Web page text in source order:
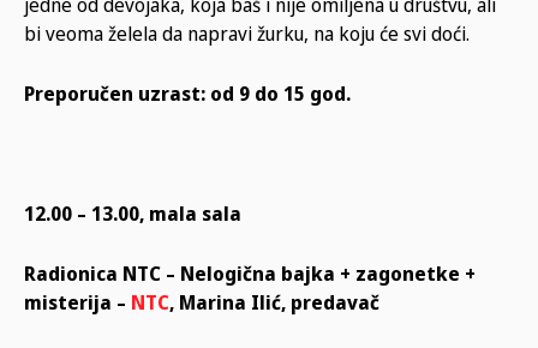
bi veoma želela da napravi žurku, na koju će svi doći.
Preporučen uzrast: od 9 do 15 god.
12.00 – 13.00, mala sala
Radionica NTC – Nelogična bajka + zagonetke +
misterija – NTC, Marina Ilić, predavač